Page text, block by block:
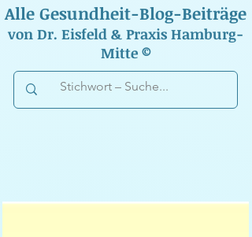
Alle Gesundheit-Blog-Beiträge
von Dr. Eisfeld & Praxis Hamburg-
Mitte ©